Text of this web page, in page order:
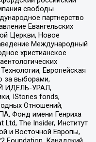
свободы
партнерство
Евангельских
Церкви, Новое
Международный
христианское
Европейская
за выборами,
ИДЕЛЬ-УРАЛ,
IStories fonds,
Отношений,
Фонд имени Генриха
Ltd, The Insider, Институт
и Восточной Европы,